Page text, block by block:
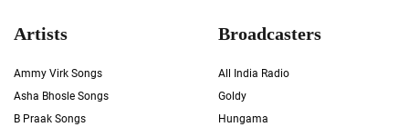
Artists
Ammy Virk Songs
Asha Bhosle Songs
B Praak Songs
Broadcasters
All India Radio
Goldy
Hungama